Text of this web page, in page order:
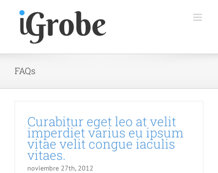
contenido
FAQs
Curabitur eget leo at velit
imperdiet varius eu ipsum
vitae velit congue iaculis
vitaes.
noviembre 27th, 2012